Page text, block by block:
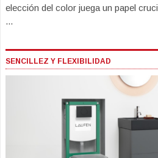
elección del color juega un papel
...
SENCILLEZ Y FLEXIBILIDAD